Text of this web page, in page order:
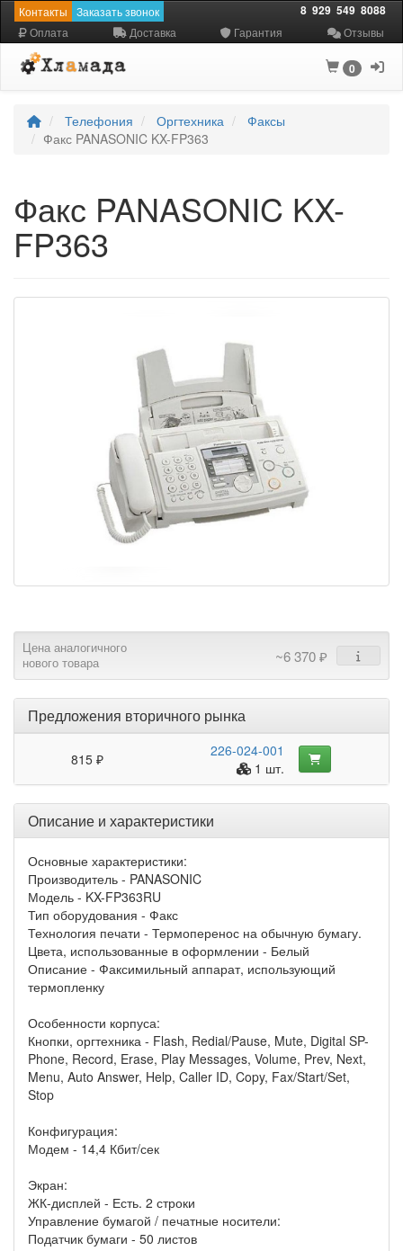
Контакты Заказать звонок 8 929 549 8088
Оплата Доставка Гарантия Отзывы
0
Телефония Оргтехника
Факсы
Факс PANASONIC KX-FP363
Факс PANASONIC KX-
FP363
Цена аналогичного
нового товара
~6 370 ₽
Предложения вторичного рынка
815 ₽
226-024-001
1 шт.
Описание и характеристики
Основные характеристики:
Производитель - PANASONIC
Модель - KX-FP363RU
Тип оборудования - Факс
Технология печати - Термоперенос на обычную бумагу.
Цвета, использованные в оформлении - Белый
Описание - Факсимильный аппарат, использующий
термопленку
Особенности корпуса:
Кнопки, оргтехника - Flash, Redial/Pause, Mute, Digital SP-
Phone, Record, Erase, Play Messages, Volume, Prev, Next,
Menu, Auto Answer, Help, Caller ID, Copy, Fax/Start/Set,
Stop
Конфигурация:
Модем - 14,4 Кбит/сек
Экран:
ЖК-дисплей - Есть. 2 строки
Управление бумагой / печатные носители:
Податчик бумаги - 50 листов